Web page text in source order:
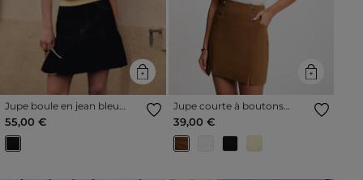
Jupe boule en jean bleu
femme
55,00 €
Jupe courte à boutons
camel femme
39,00 €